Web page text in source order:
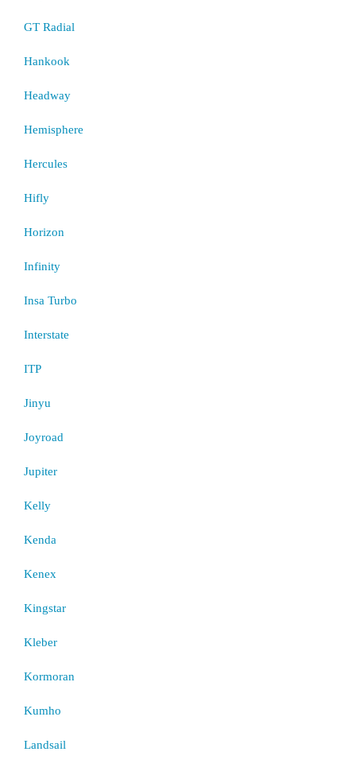
GT Radial
Hankook
Headway
Hemisphere
Hercules
Hifly
Horizon
Infinity
Insa Turbo
Interstate
ITP
Jinyu
Joyroad
Jupiter
Kelly
Kenda
Kenex
Kingstar
Kleber
Kormoran
Kumho
Landsail